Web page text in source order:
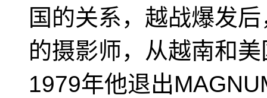
国的关系，越战爆发
的摄影师，从越南和
1979年他退出